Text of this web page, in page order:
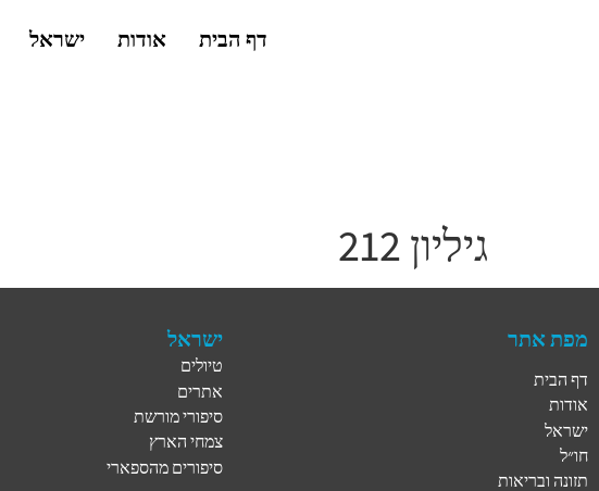
דף הבית אודות ישראל
גיליון 212
מפת אתר
דף הבית
אודות
ישראל
חו״ל
תזונה ובריאות
ישראל
טיולים
אתרים
סיפורי מורשת
צמחי הארץ
סיפורים מהספארי